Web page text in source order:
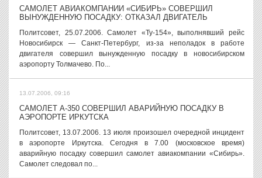
САМОЛЕТ АВИАКОМПАНИИ «СИБИРЬ» СОВЕРШИЛ
ВЫНУЖДЕННУЮ ПОСАДКУ: ОТКАЗАЛ ДВИГАТЕЛЬ
Политсовет, 25.07.2006. Самолет «Ту-154», выполнявший рейс
Новосибирск — Санкт-Петербург, из-за неполадок в работе
двигателя совершил вынужденную посадку в новосибирском
аэропорту Толмачево. По...
13.07.2006, 09:16
САМОЛЕТ А-350 СОВЕРШИЛ АВАРИЙНУЮ ПОСАДКУ В
АЭРОПОРТЕ ИРКУТСКА
Политсовет, 13.07.2006. 13 июля произошел очередной инцидент
в аэропорте Иркутска. Сегодня в 7.00 (московское время)
аварийную посадку совершил самолет авиакомпании «Сибирь».
Самолет следовал по...